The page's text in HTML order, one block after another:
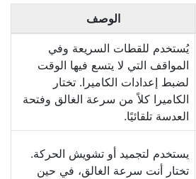
الوصف
يُستخدم للقطات السريعة وفي
المواقف التي لا يتسع فيها الوقت
لضبط إعدادات الكاميرا. تختار
الكاميرا كلاً من سرعة الغالق وفتحة
العدسة تلقائيًا.
يستخدم لتجميد أو تشويش الحركة.
تختار أنت سرعة الغالق، في حين